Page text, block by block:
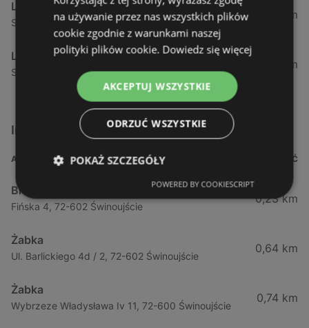
Lewiatan
Strzelecka 12 F, 72-400 Kamień Pomorski
34,13 km
Lewiatan
Szczecińska 12, 72-400 Kamień Pomorski
34,42 km
Inne sklepy Supermarkety w pobliżu
ADRES ODLEGŁOŚĆ
Biedronka
Fińska 4, 72-602 Świnoujście
0,23 km
Żabka
Ul. Barlickiego 4d / 2, 72-602 Świnoujście
0,64 km
Żabka
Wybrzeze Władysława Iv 11, 72-600 Świnoujście
0,74 km
na używanie przez nas wszystkich plików
cookie zgodnie z warunkami naszej
polityki plików cookie. Dowiedz się więcej
AKCEPTUJ WSZYSTKIE
ODRZUĆ WSZYSTKIE
POKAŻ SZCZEGÓŁY
POWERED BY COOKIESCRIPT